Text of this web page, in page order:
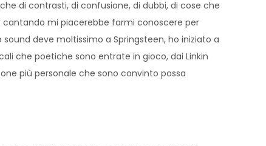
di contrasti, di confusione, di dubbi, di cose che
cantando mi piacerebbe farmi conoscere per
deve moltissimo a Springsteen, ho iniziato a
che poetiche sono entrate in gioco, dai Linkin
più personale che sono convinto possa